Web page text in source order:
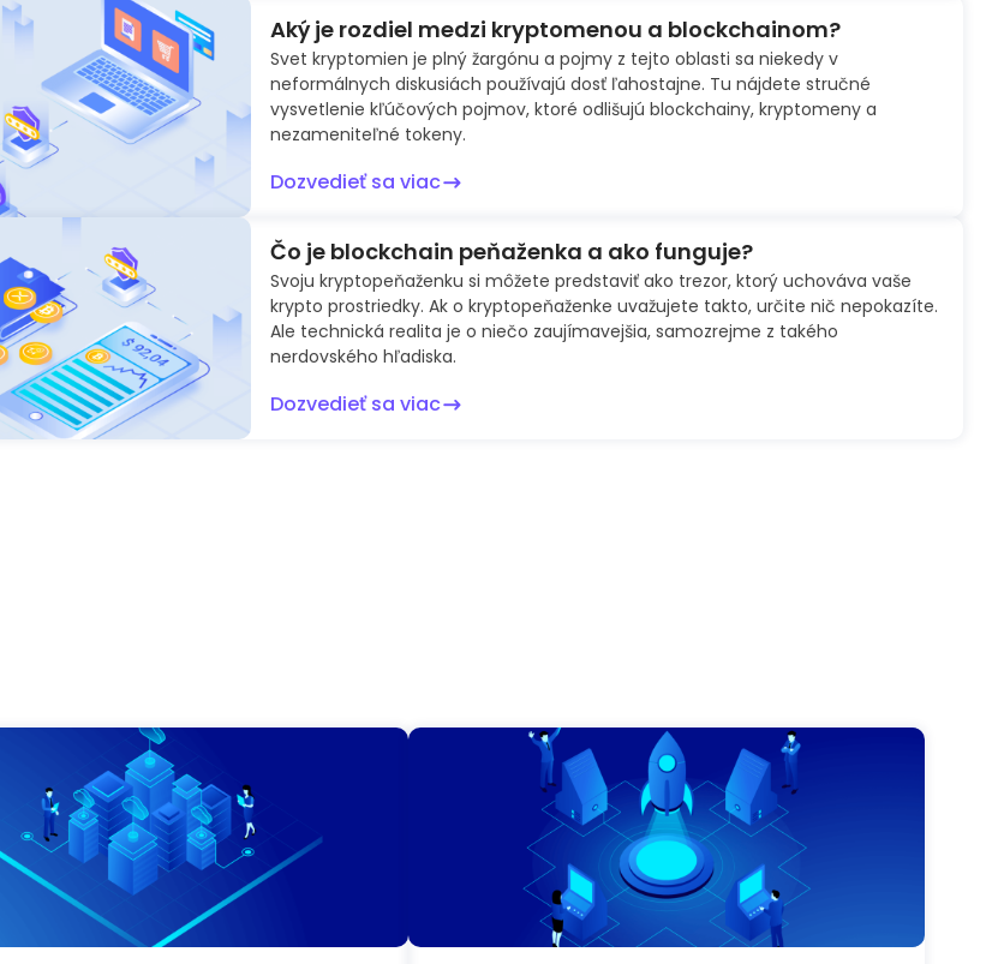
Aký je rozdiel medzi kryptomenou a blockchainom?
Svet kryptomien je plný žargónu a pojmy z tejto oblasti sa niekedy v
neformálnych diskusiách používajú dosť ľahostajne. Tu nájdete stručné
vysvetlenie kľúčových pojmov, ktoré odlišujú blockchainy, kryptomeny a
nezameniteľné tokeny.
Dozvedieť sa viac
Čo je blockchain peňaženka a ako funguje?
Svoju kryptopeňaženku si môžete predstaviť ako trezor, ktorý uchováva vaše
krypto prostriedky. Ak o kryptopeňaženke uvažujete takto, určite nič nepokazíte.
Ale technická realita je o niečo zaujímavejšia, samozrejme z takého
nerdovského hľadiska.
Dozvedieť sa viac